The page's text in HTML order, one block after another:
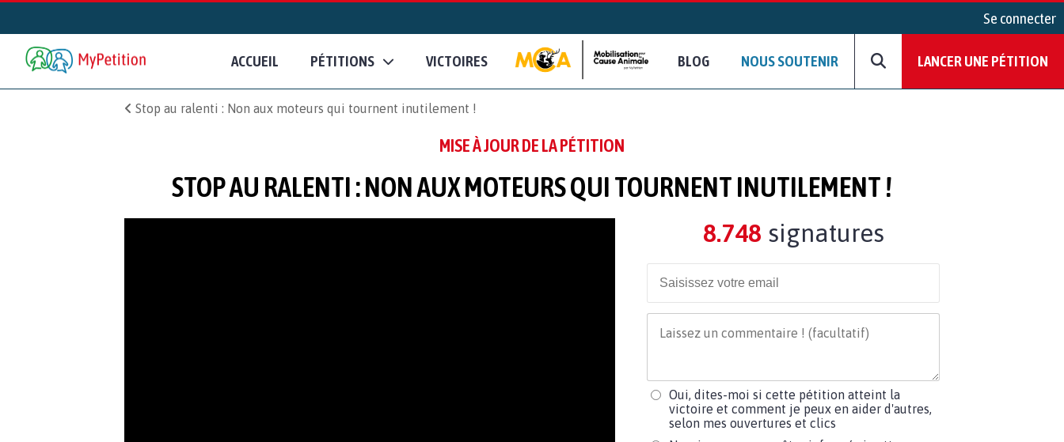
Se connecter
ACCUEIL PÉTITIONS VICTOIRES BLOG NOUS SOUTENIR LANCER UNE PÉTITION
Stop au ralenti : Non aux moteurs qui tournent inutilement !
MISE À JOUR DE LA PÉTITION
STOP AU RALENTI : NON AUX MOTEURS QUI TOURNENT INUTILEMENT !
8.748 signatures
Oui, dites-moi si cette pétition atteint la
victoire et comment je peux en aider d'autres,
selon mes ouvertures et clics